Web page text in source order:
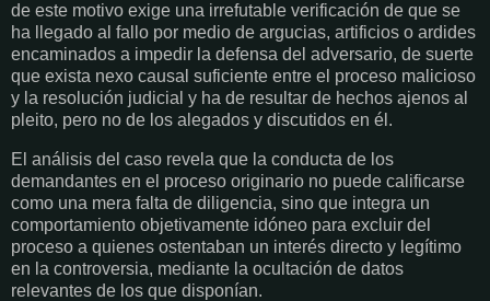
de este motivo exige una irrefutable verificación de que se
ha llegado al fallo por medio de argucias, artificios o ardides
encaminados a impedir la defensa del adversario, de suerte
que exista nexo causal suficiente entre el proceso malicioso
y la resolución judicial y ha de resultar de hechos ajenos al
pleito, pero no de los alegados y discutidos en él.
El análisis del caso revela que la conducta de los
demandantes en el proceso originario no puede calificarse
como una mera falta de diligencia, sino que integra un
comportamiento objetivamente idóneo para excluir del
proceso a quienes ostentaban un interés directo y legítimo
en la controversia, mediante la ocultación de datos
relevantes de los que disponían.